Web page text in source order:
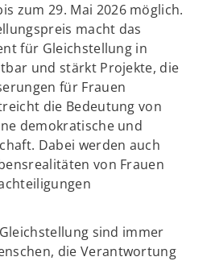
zum 29. Mai 2026 möglich.
macht das
für Gleichstellung in
und stärkt Projekte, die
für Frauen
die Bedeutung von
demokratische und
Dabei werden auch
von Frauen
sind immer
die Verantwortung